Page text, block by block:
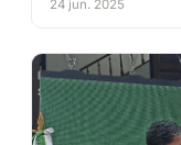
24 jun. 2025